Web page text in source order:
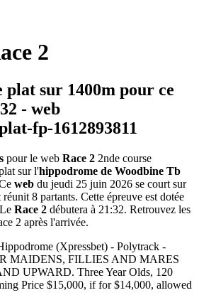
2
plat sur 1400m pour ce
- web
pour le web Race 2 2nde course
sur l'hippodrome de Woodbine Tb
web du jeudi 25 juin 2026 se court sur
8 partants. Cette épreuve est dotée
Race 2 débutera à 21:32. Retrouvez les
2 après l'arrivée.
(Xpressbet) - Polytrack -
MAIDENS, FILLIES AND MARES
UPWARD. Three Year Olds, 120
Price $15,000, if for $14,000, allowed